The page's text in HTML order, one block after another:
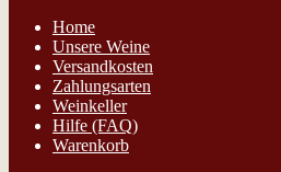
Home
Unsere Weine
Versandkosten
Zahlungsarten
Weinkeller
Hilfe (FAQ)
Warenkorb